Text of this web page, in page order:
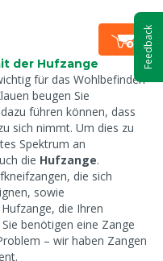
der Hufzange
für das Wohlbefinden
beugen Sie
führen können, dass
sich nimmt. Um dies zu
Spektrum an
die Hufzange.
die sich
sowie
die Ihren
benötigen eine Zange
– wir haben Zangen
Feedback